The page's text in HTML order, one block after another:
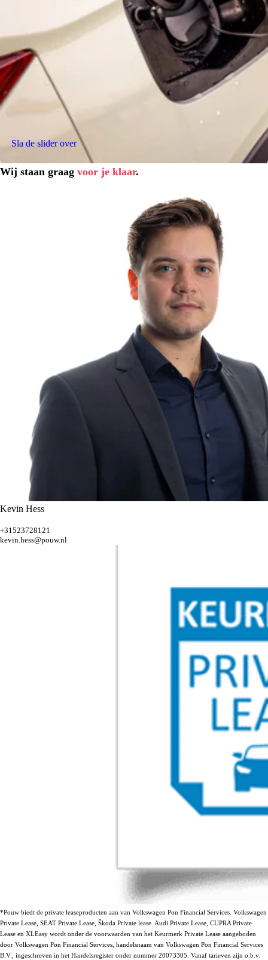
Wij staan graag voor je klaar.
Sla de slider over
Kevin Hess
+31523728121
kevin.hess@pouw.nl
*Pouw biedt de private leaseproducten aan van Volkswagen Pon Financial Services. Volkswagen
Private Lease, SEAT Private Lease, Škoda Private lease. Audi Private Lease, CUPRA Private
Lease en XLEasy wordt onder de voorwaarden van het Keurmerk Private Lease aangeboden
door Volkswagen Pon Financial Services, handelsnaam van Volkswagen Pon Financial Services
B.V., ingeschreven in het Handelsregister onder nummer 20073305. Vanaf tarieven zijn o.b.v.